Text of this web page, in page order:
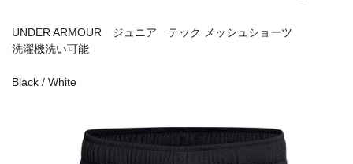
UNDER ARMOUR ジュニア テック メッシュショーツ
洗濯機洗い可能
Black / White